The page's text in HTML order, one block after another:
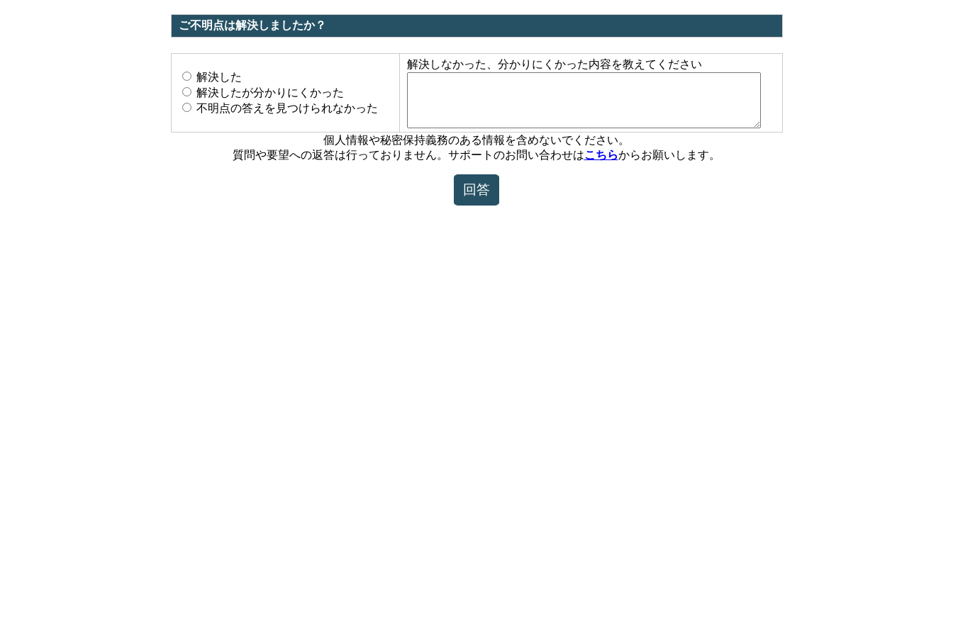
ご不明点は解決しましたか？
解決した
解決したが分かりにくかった
不明点の答えを見つけられなかった
解決しなかった、分かりにくかった内容を教えてください
個人情報や秘密保持義務のある情報を含めないでください。
質問や要望への返答は行っておりません。サポートのお問い合わせはこちらからお願いします。